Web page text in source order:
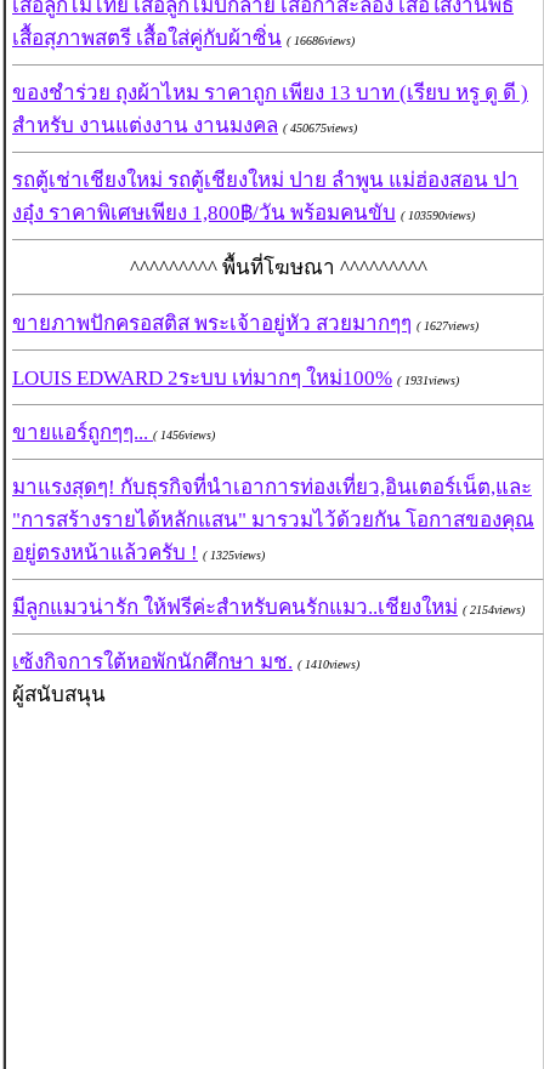
เสื้อลูกไม้ไทย เสื้อลูกไม้ปักลาย เสื้อกาสะลอง เสื้อใส่งานพิธี
เสื้อสุภาพสตรี เสื้อใส่คู่กับผ้าซิ่น ( 16686views)
ของชำร่วย ถุงผ้าไหม ราคาถูก เพียง 13 บาท (เรียบ หรู ดู ดี )
สำหรับ งานแต่งงาน งานมงคล ( 450675views)
รถตู้เช่าเชียงใหม่ รถตู้เชียงใหม่ ปาย ลำพูน แม่ฮ่องสอน ปา
งอุ๋ง ราคาพิเศษเพียง 1,800฿/วัน พร้อมคนขับ ( 103590views)
^^^^^^^^^ พื้นที่โฆษณา ^^^^^^^^^
ขายภาพปักครอสติส พระเจ้าอยู่หัว สวยมากๆๆ ( 1627views)
LOUIS EDWARD 2ระบบ เท่มากๆ ใหม่100% ( 1931views)
ขายแอร์ถูกๆๆ... ( 1456views)
มาแรงสุดๆ! กับธุรกิจที่นำเอาการท่องเที่ยว,อินเตอร์เน็ต,และ
"การสร้างรายได้หลักแสน" มารวมไว้ด้วยกัน โอกาสของคุณ
( 1325views)
มีลูกแมวน่ารัก ให้ฟรีค่ะสำหรับคนรักแมว..เชียงใหม่ ( 2154views)
เซ้งกิจการใต้หอพักนักศึกษา มช. ( 1410views)
ผู้สนับสนุน